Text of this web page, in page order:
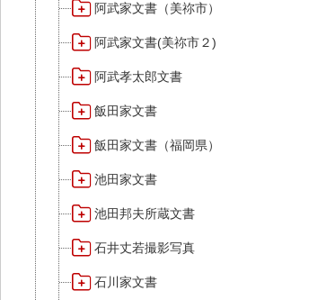
阿武家文書（美祢市）
阿武家文書(美祢市２)
阿武孝太郎文書
飯田家文書
飯田家文書（福岡県）
池田家文書
池田邦夫所蔵文書
石井丈若撮影写真
石川家文書